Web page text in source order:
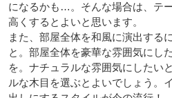
になるかも…。そんな場合は、テ
高くするとよいと思います。
また、部屋全体を和風に演出する
と。部屋全体を豪華な雰囲気にし
を。ナチュラルな雰囲気にしたい
ルな木目を選ぶとよいでしょう。